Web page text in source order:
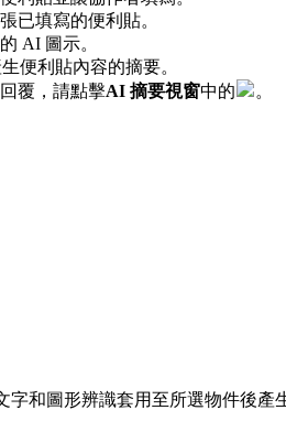
已填寫的便利貼。
AI 圖示。
便利貼內容的摘要。
覆，請點擊AI 摘要視窗中的 。
字和圖形辨識套用至所選物件後產